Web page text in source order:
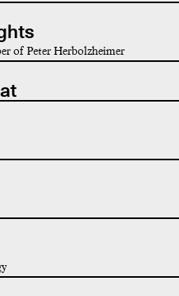
of Peter Herbolzheimer